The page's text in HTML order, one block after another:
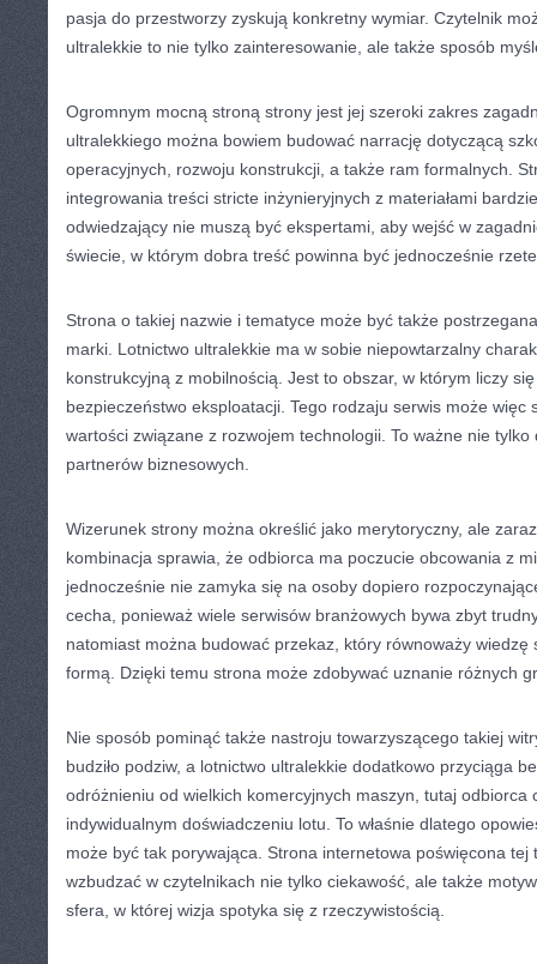
pasja do przestworzy zyskują konkretny wymiar. Czytelnik
ultralekkie to nie tylko zainteresowanie, ale także sposób
Ogromnym mocną stroną strony jest jej szeroki zakres
ultralekkiego można bowiem budować narrację dotyczącą
operacyjnych, rozwoju konstrukcji, a także ram formalnych.
integrowania treści stricte inżynieryjnych z materiałami
odwiedzający nie muszą być ekspertami, aby wejść w
świecie, w którym dobra treść powinna być jednocześnie
Strona o takiej nazwie i tematyce może być także
marki. Lotnictwo ultralekkie ma w sobie niepowtarzalny
konstrukcyjną z mobilnością. Jest to obszar, w którym liczy
bezpieczeństwo eksploatacji. Tego rodzaju serwis może więc
wartości związane z rozwojem technologii. To ważne nie
partnerów biznesowych.
Wizerunek strony można określić jako merytoryczny, ale
kombinacja sprawia, że odbiorca ma poczucie obcowania z
jednocześnie nie zamyka się na osoby dopiero
cecha, ponieważ wiele serwisów branżowych bywa zbyt
natomiast można budować przekaz, który równoważy wiedzę
formą. Dzięki temu strona może zdobywać uznanie różnych
Nie sposób pominąć także nastroju towarzyszącego takiej
budziło podziw, a lotnictwo ultralekkie dodatkowo przyciąga
odróżnieniu od wielkich komercyjnych maszyn, tutaj odbiorca
indywidualnym doświadczeniu lotu. To właśnie dlatego
może być tak porywająca. Strona internetowa poświęcona tej
wzbudzać w czytelnikach nie tylko ciekawość, ale także
sfera, w której wizja spotyka się z rzeczywistością.